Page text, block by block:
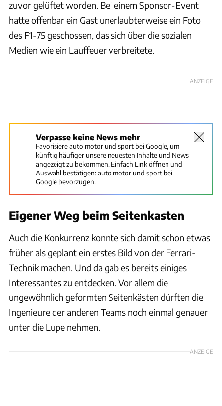
zuvor gelüftet worden. Bei einem Sponsor-Event
hatte offenbar ein Gast unerlaubterweise ein Foto
des F1-75 geschossen, das sich über die sozialen
Medien wie ein Lauffeuer verbreitete.
ANZEIGE
Verpasse keine News mehr
Favorisiere auto motor und sport bei Google, um
künftig häufiger unsere neuesten Inhalte und News
angezeigt zu bekommen. Einfach Link öffnen und
Auswahl bestätigen:auto motor und sport bei
Google bevorzugen.
Eigener Weg beim Seitenkasten
Auch die Konkurrenz konnte sich damit schon etwas
früher als geplant ein erstes Bild von der Ferrari-
Technik machen. Und da gab es bereits einiges
Interessantes zu entdecken. Vor allem die
ungewöhnlich geformten Seitenkästen dürften die
Ingenieure der anderen Teams noch einmal genauer
unter die Lupe nehmen.
ANZEIGE